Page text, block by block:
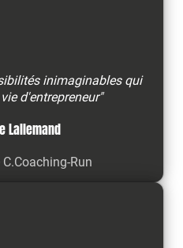
inimaginables qui
d'entrepreneur"
Lallemand
Run